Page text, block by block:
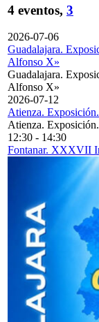
4 eventos, 3
2026-07-06
Guadalajara.
Alfonso X»
Guadalajara.
Alfonso X»
2026-07-12
Atienza.
Atienza.
12:30 - 14:30
Fontanar. XXXVII